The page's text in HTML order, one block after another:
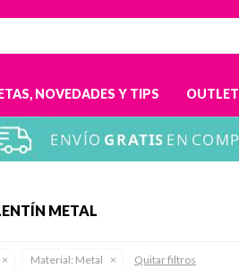
NOVEDADES Y TIPS OUTLET
METAL
Material: Metal Quitar filtros